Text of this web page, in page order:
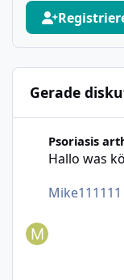
Gerade
Psoriasis
Hallo was
Mike111111